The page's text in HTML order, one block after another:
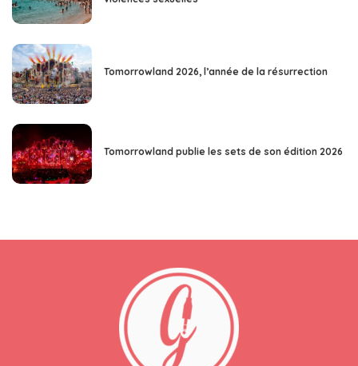
Tomorrowland 2026, l’année de la résurrection
Tomorrowland publie les sets de son édition 2026